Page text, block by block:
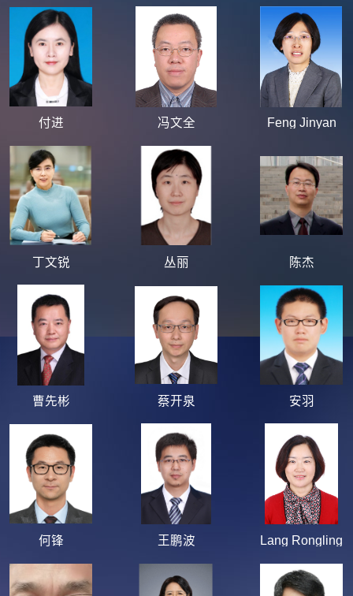
付进 冯文全 Feng Jinyan
丁文锐 丛丽 陈杰
曹先彬 蔡开泉 安羽
何锋 王鹏波 Lang Rongling